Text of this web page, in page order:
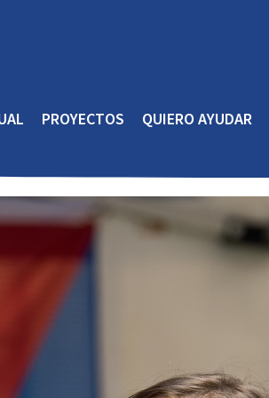
PROYECTOS QUIERO AYUDAR